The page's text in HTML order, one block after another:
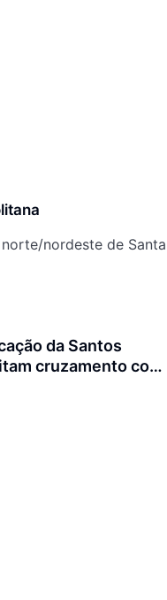
nordeste de Santa
da Santos
cruzamento com